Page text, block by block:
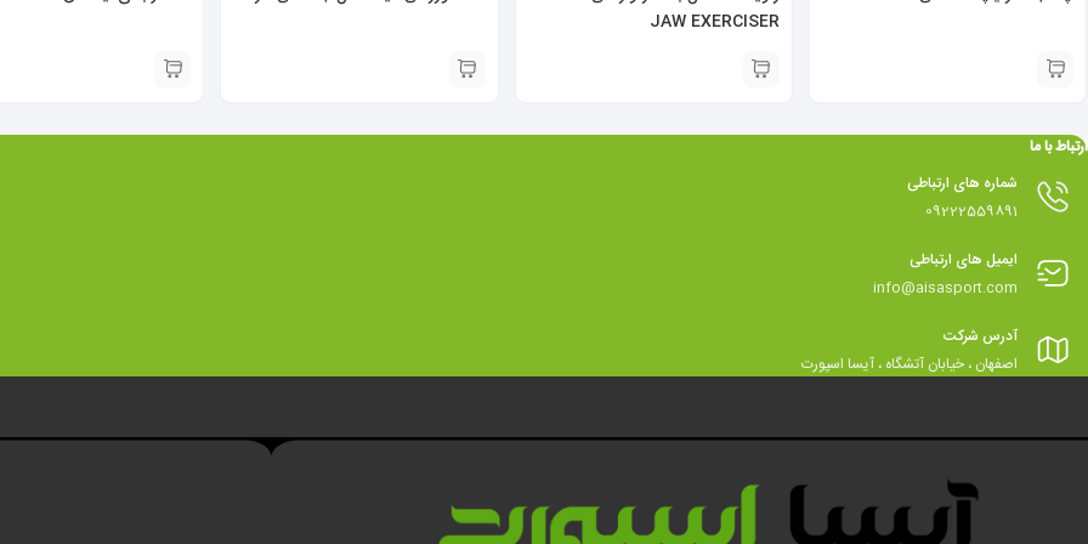
JAW EXERCISER
ارتباط با ما
شماره های ارتباطی
09222559891
ایمیل های ارتباطی
info@aisasport.com
آدرس شرکت
اصفهان ، خیابان آتشگاه ، آیسا اسپورت